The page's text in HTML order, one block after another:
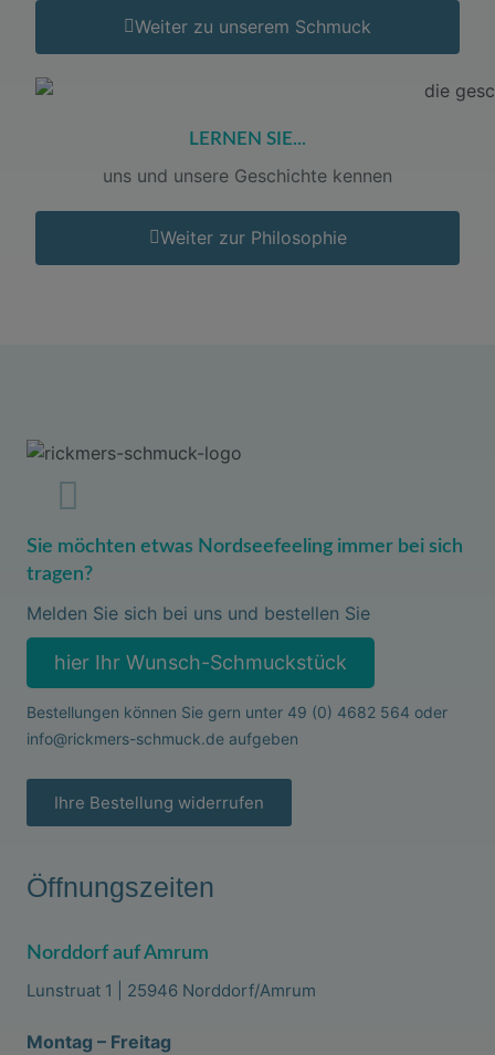
Weiter zu unserem Schmuck
LERNEN SIE...
uns und unsere Geschichte kennen
Weiter zur Philosophie
Sie möchten etwas Nordseefeeling immer bei sich
tragen?
Melden Sie sich bei uns und bestellen Sie
hier Ihr Wunsch-Schmuckstück
Bestellungen können Sie gern unter 49 (0) 4682 564 oder
info@rickmers-schmuck.deaufgeben
Ihre Bestellung widerrufen
Öffnungszeiten
Norddorf auf Amrum
Lunstruat 1 | 25946 Norddorf/Amrum
Montag – Freitag